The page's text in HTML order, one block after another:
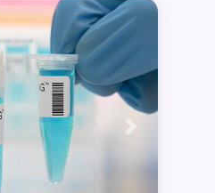
Suivant